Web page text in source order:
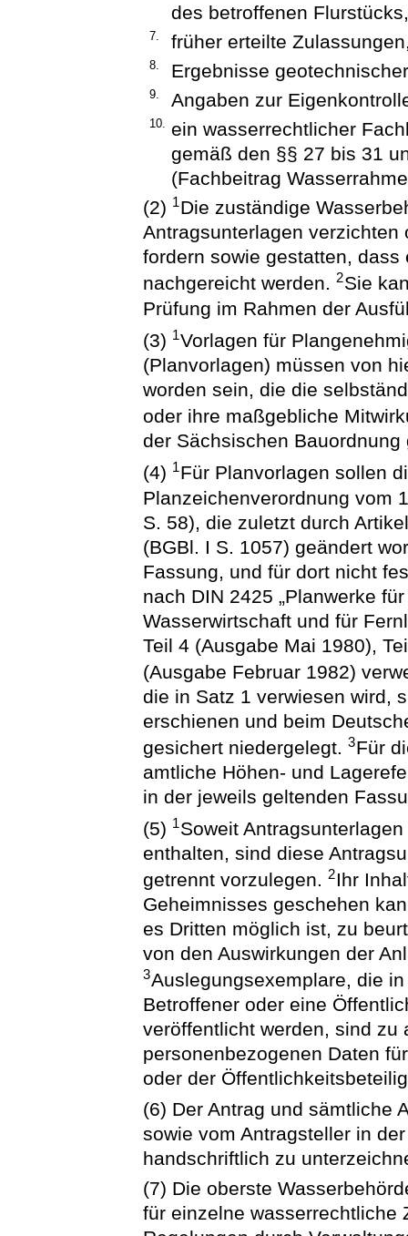
des betroffenen Flurstücks,
7. früher erteilte
8. Ergebnisse
9. Angaben zur
10. ein wasserrechtlicher
gemäß den §§ 27 bis 31
(Fachbeitrag
(2) 1Die zuständige
Antragsunterlagen verzichten
fordern sowie gestatten,
nachgereicht werden.2Sie
Prüfung im Rahmen der
(3) 1Vorlagen für
(Planvorlagen) müssen von
worden sein, die die
oder ihre maßgebliche
der Sächsischen
(4) 1Für Planvorlagen sollen
Planzeichenverordnung vom
S. 58), die zuletzt durch
(BGBl. I S. 1057) geändert
Fassung, und für dort nicht
nach DIN 2425 „Planwerke
Wasserwirtschaft und für
Teil 4 (Ausgabe Mai 1980),
(Ausgabe Februar 1982)
die in Satz 1 verwiesen wird,
erschienen und beim
gesichert niedergelegt.3Für
amtliche Höhen- und
in der jeweils geltenden
(5) 1Soweit
enthalten, sind diese
getrennt vorzulegen.2Ihr
Geheimnisses geschehen
es Dritten möglich ist, zu
von den Auswirkungen der
3Auslegungsexemplare, die
Betroffener oder eine
veröffentlicht werden, sind zu
personenbezogenen Daten
oder der
(6) Der Antrag und sämtliche
sowie vom Antragsteller in
handschriftlich zu
(7) Die oberste
für einzelne wasserrechtliche